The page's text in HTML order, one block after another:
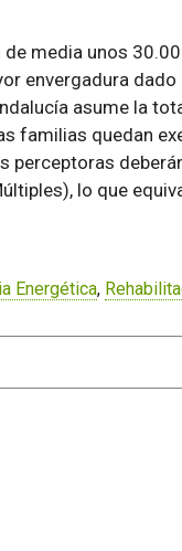
media unos
envergadura
asume la
familias quedan
lo que
Energética,